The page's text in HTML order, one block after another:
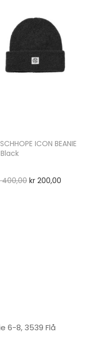
ICON BEANIE
400,00 kr200,00
6-8, 3539 Flå